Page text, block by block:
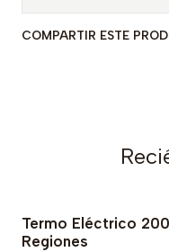
COMPARTIR ESTE
Termo Eléctrico
Regiones